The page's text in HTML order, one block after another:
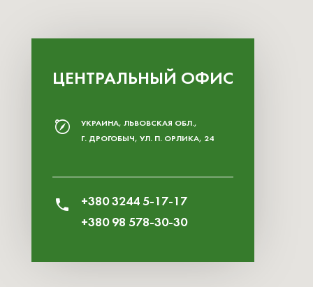
ЦЕНТРАЛЬНЫЙ ОФИС
УКРАИНА, ЛЬВОВСКАЯ ОБЛ.,
Г. ДРОГОБЫЧ, УЛ. П. ОРЛИКА, 24
+380 3244 5-17-17
+380 98 578-30-30